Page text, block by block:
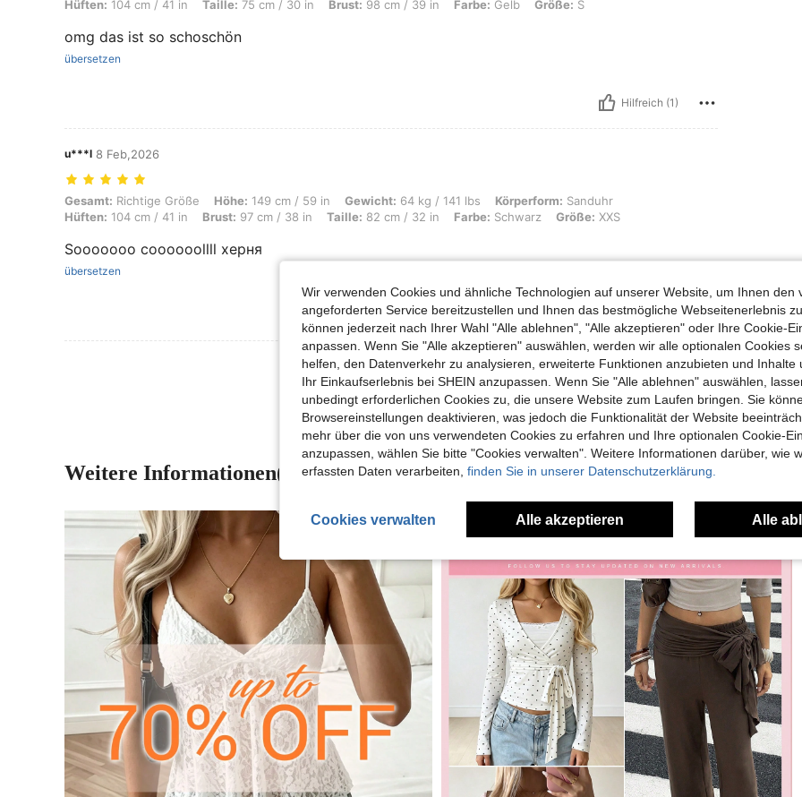
Hüften: 104 cm / 41 in Taille: 75 cm / 30 in Brust: 98 cm / 39 in Farbe: Gelb Größe: S
omg das ist so schoschön
übersetzen
Hilfreich (1)
u***l 8 Feb,2026
Gesamt: Richtige Größe, Höhe: 149 cm / 59 in, Gewicht: 64 kg / 141 lbs, Körperform: Sanduhr, Hüften: 104 cm / 41 in, Brust: 97 cm / 38 in, Taille: 82
Gesamt: Richtige Größe Höhe: 149 cm / 59 in Gewicht: 64 kg / 141 lbs Körperform: Sanduhr
Hüften: 104 cm / 41 in Brust: 97 cm / 38 in Taille: 82 cm / 32 in Farbe: Schwarz Größe: XXS
Sooooooo coooooollll херня
übersetzen
Hilfreich (4)
Mehr Bewertungen Ansehen
Weitere Informationen(2)
Wir verwenden Cookies und ähnliche Technologien auf unserer Website, um Ihnen den
angeforderten Service bereitzustellen und Ihnen das bestmögliche Webseitenerlebnis
können jederzeit nach Ihrer Wahl "Alle ablehnen", "Alle akzeptieren" oder Ihre Cookie-
anpassen. Wenn Sie "Alle akzeptieren" auswählen, werden wir alle optionalen Cookies
helfen, den Datenverkehr zu analysieren, erweiterte Funktionen anzubieten und Inhalte
Ihr Einkaufserlebnis bei SHEIN anzupassen. Wenn Sie "Alle ablehnen" auswählen,
unbedingt erforderlichen Cookies zu, die unsere Website zum Laufen bringen. Sie
Browsereinstellungen deaktivieren, was jedoch die Funktionalität der Website
mehr über die von uns verwendeten Cookies zu erfahren und Ihre optionalen Cookie-
anzupassen, wählen Sie bitte "Cookies verwalten". Weitere Informationen darüber, wie
erfassten Daten verarbeiten, finden Sie in unserer Datenschutzerklärung.
Cookies verwalten Alle akzeptieren Alle